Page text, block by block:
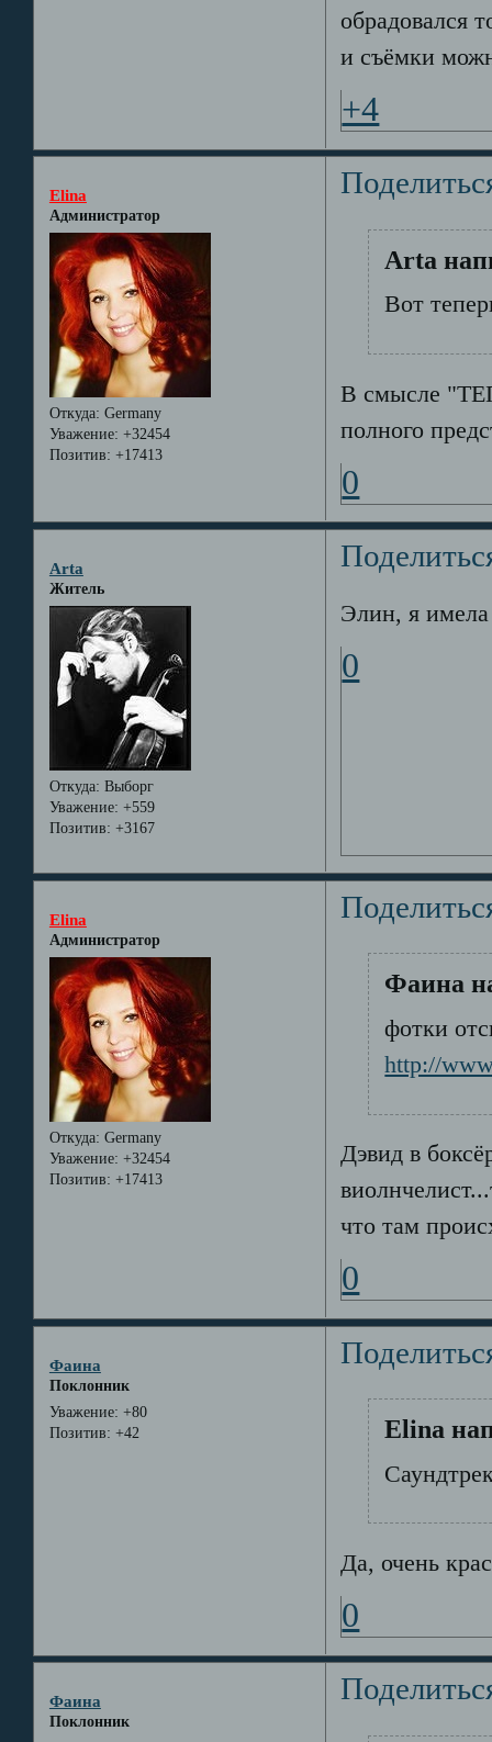
обрадовался
и съёмки
+4
Elina
Администратор
Откуда: Germany
Уважение: +32454
Позитив: +17413
Arta
Вот
В смысле
полного
0
Arta
Житель
Откуда: Выборг
Уважение: +559
Позитив: +3167
Элин, я
0
Elina
Администратор
Откуда: Germany
Уважение: +32454
Позитив: +17413
Фаина
фотки
http://
Дэвид в
что там
0
Фаина
Поклонник
Уважение: +80
Позитив: +42 Elina
Да, очень
0
Фаина
Поклонник